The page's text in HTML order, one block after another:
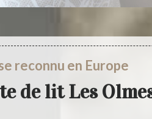
reconnu en Europe
de lit Les